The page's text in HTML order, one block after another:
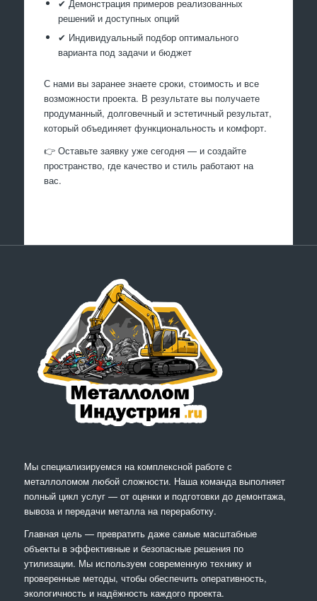
✔ Демонстрация примеров реализованных
решений и доступных опций
✔ Индивидуальный подбор оптимального
варианта под задачи и бюджет
С нами вы заранее знаете сроки, стоимость и все
возможности проекта. В результате вы получаете
продуманный, долговечный и эстетичный результат,
который объединяет функциональность и комфорт.
👉 Оставьте заявку уже сегодня — и создайте
пространство, где качество и стиль работают на
вас.
Мы специализируемся на комплексной работе с
металлоломом любой сложности. Наша команда выполняет
полный цикл услуг — от оценки и подготовки до демонтажа,
вывоза и передачи металла на переработку.
Главная цель — превратить даже самые масштабные
объекты в эффективные и безопасные решения по
утилизации. Мы используем современную технику и
проверенные методы, чтобы обеспечить оперативность,
экологичность и надёжность каждого проекта.